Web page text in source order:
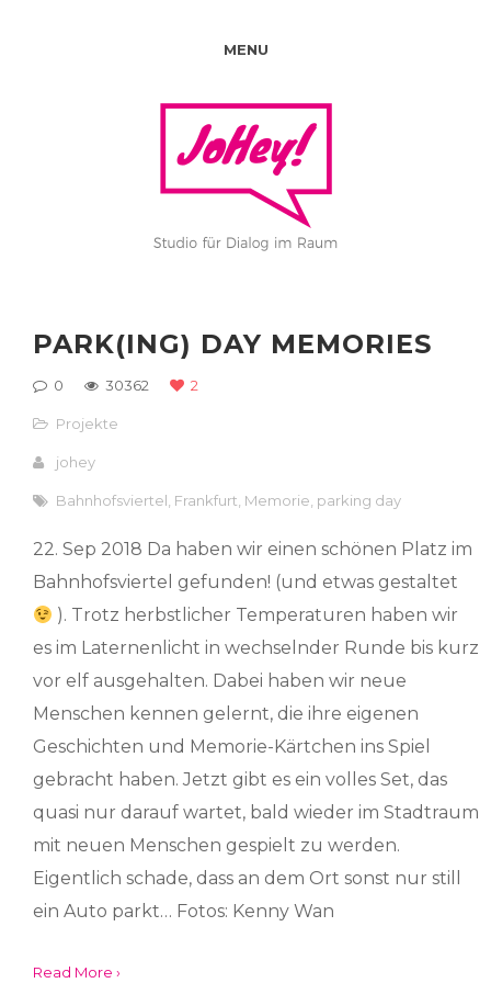
MENU
PARK(ING) DAY MEMORIES
0 30362 2
Projekte
johey
Bahnhofsviertel Frankfurt Memorie parking day
22. Sep 2018 Da haben wir einen schönen Platz im
Bahnhofsviertel gefunden! (und etwas gestaltet
). Trotz herbstlicher Temperaturen haben wir
es im Laternenlicht in wechselnder Runde bis kurz
vor elf ausgehalten. Dabei haben wir neue
Menschen kennen gelernt, die ihre eigenen
Geschichten und Memorie-Kärtchen ins Spiel
gebracht haben. Jetzt gibt es ein volles Set, das
quasi nur darauf wartet, bald wieder im Stadtraum
mit neuen Menschen gespielt zu werden.
Eigentlich schade, dass an dem Ort sonst nur still
ein Auto parkt… Fotos: Kenny Wan
Read More ›